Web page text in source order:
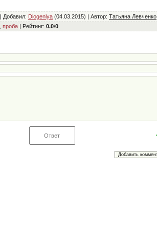
| Добавил: Diogeniya (04.03.2015) | Автор: Татьяна Левченко
проба | Рейтинг: 0.0/0